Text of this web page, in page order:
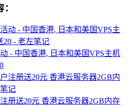
- 中国香港, 日本和美国VPS主机
册送20元 香港云服务器2GB内存